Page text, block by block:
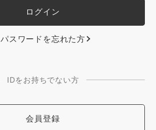
パスワードを忘れた方
IDをお持ちでない方
会員登録